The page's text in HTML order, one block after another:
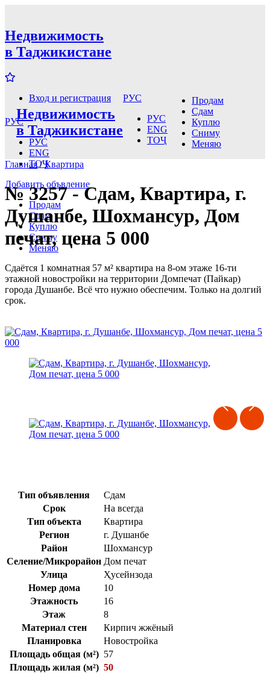
Недвижимость
в Таджикистане
Вход и регистрация
РУС
РУС
ENG
ТОҶ
Добавить объвление
Продам
Сдам
Куплю
Сниму
Меняю
Недвижимость
в Таджикистане
РУС
РУС
ENG
ТОҶ
Продам
Сдам
Куплю
Сниму
Меняю
Главная/Квартира
№ 3257 - Сдам, Квартира, г.
Душанбе, Шохмансур, Дом
печат, цена 5 000
Сдаётся 1 комнатная 57 м² квартира на 8-ом этаже 16-ти
этажной новостройки на территории Домпечат (Пайкар)
города Душанбе. Всё что нужно обеспечим. Только на долгий
срок.
Тип объявления
Сдам
Срок
На всегда
Тип объекта
Квартира
Регион
г. Душанбе
Район
Шохмансур
Селение/Микрорайон Дом печат
Улица
Ҳусейнзода
Номер дома
10
Этажность
16
Этаж
8
Материал стен
Кирпич жжёный
Планировка
Новостройка
Площадь общая (м²) 57
Площадь жилая (м²) 50